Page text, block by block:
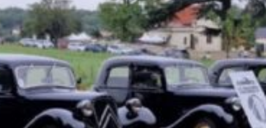
Notre local
La Boutique
Les pièces
L’assurance
La Revue
Les salons
La traction
La Traction des
membres